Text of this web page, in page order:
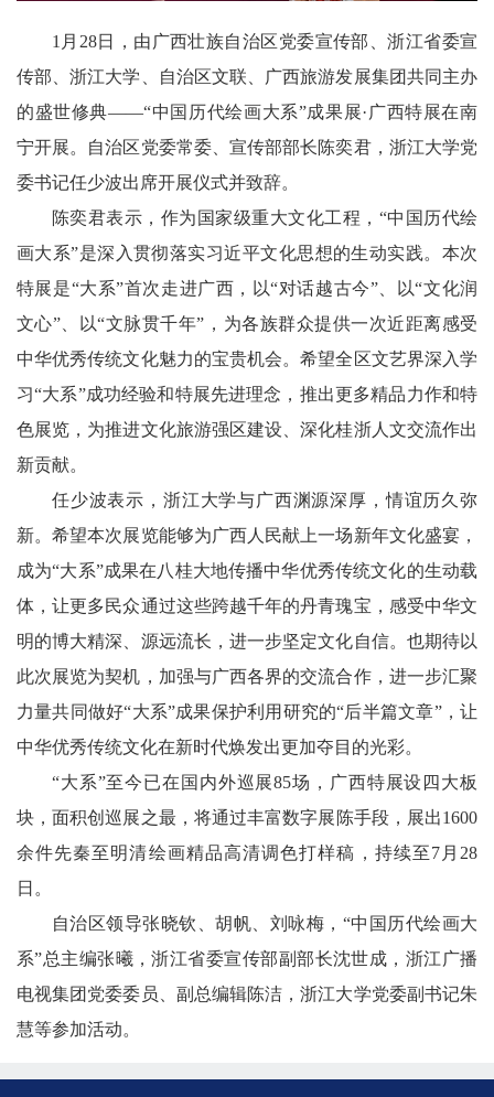
1月28日，由广西壮族自治区党委宣传部、浙江省委宣
传部、浙江大学、自治区文联、广西旅游发展集团共同主办
的盛世修典——“中国历代绘画大系”成果展·广西特展在南
宁开展。自治区党委常委、宣传部部长陈奕君，浙江大学党
委书记任少波出席开展仪式并致辞。
陈奕君表示，作为国家级重大文化工程，“中国历代绘
画大系”是深入贯彻落实习近平文化思想的生动实践。本次
特展是“大系”首次走进广西，以“对话越古今”、以“文化润
文心”、以“文脉贯千年”，为各族群众提供一次近距离感受
中华优秀传统文化魅力的宝贵机会。希望全区文艺界深入学
习“大系”成功经验和特展先进理念，推出更多精品力作和特
色展览，为推进文化旅游强区建设、深化桂浙人文交流作出
新贡献。
任少波表示，浙江大学与广西渊源深厚，情谊历久弥
新。希望本次展览能够为广西人民献上一场新年文化盛宴，
成为“大系”成果在八桂大地传播中华优秀传统文化的生动载
体，让更多民众通过这些跨越千年的丹青瑰宝，感受中华文
明的博大精深、源远流长，进一步坚定文化自信。也期待以
此次展览为契机，加强与广西各界的交流合作，进一步汇聚
力量共同做好“大系”成果保护利用研究的“后半篇文章”，让
中华优秀传统文化在新时代焕发出更加夺目的光彩。
“大系”至今已在国内外巡展85场，广西特展设四大板
块，面积创巡展之最，将通过丰富数字展陈手段，展出1600
余件先秦至明清绘画精品高清调色打样稿，持续至7月28
日。
自治区领导张晓钦、胡帆、刘咏梅，“中国历代绘画大
系”总主编张曦，浙江省委宣传部副部长沈世成，浙江广播
电视集团党委委员、副总编辑陈洁，浙江大学党委副书记朱
慧等参加活动。